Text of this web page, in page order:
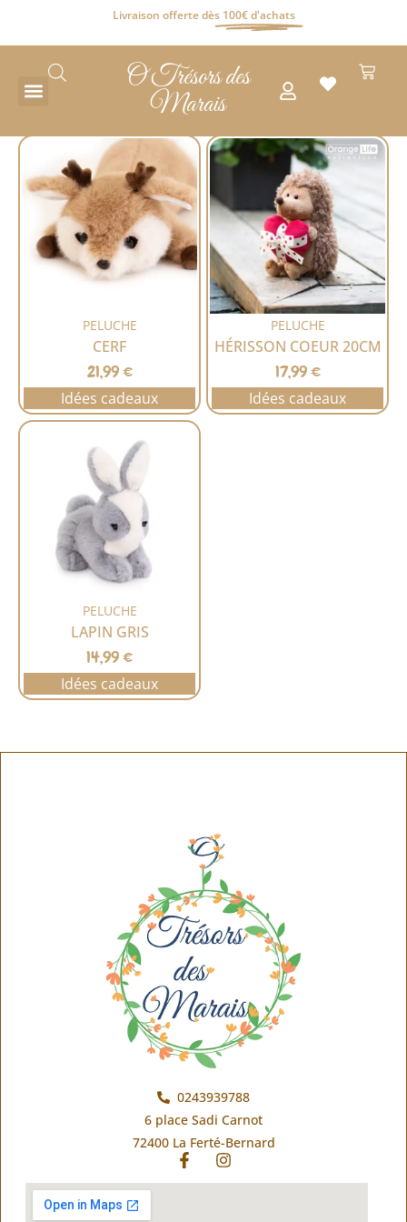
Livraison offerte dès 100€ d'achats
O Trésors des
Marais
PELUCHE
CERF
21,99€
Idées cadeaux
PELUCHE
HÉRISSON COEUR 20CM
17,99€
Idées cadeaux
PELUCHE
LAPIN GRIS
14,99€
Idées cadeaux
0243939788
6 place Sadi Carnot
72400 La Ferté-Bernard